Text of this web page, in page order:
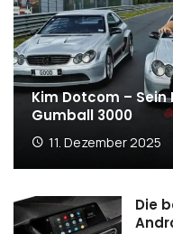
Kim Dotcom –
Gumball 3000
11. Dezember 2025
Die